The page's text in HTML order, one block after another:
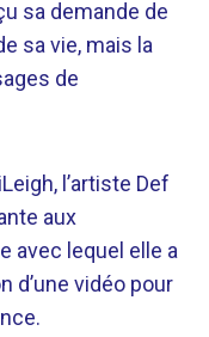
sa demande de
sa vie, mais la
de
l’artiste Def
aux
avec lequel elle a
d’une vidéo pour